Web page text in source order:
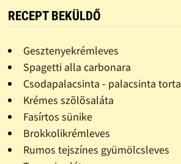
RECEPT BEKÜLDŐ
Gesztenyekrémleves
Spagetti alla carbonara
Csodapalacsinta - palacsinta torta
Krémes szõlõsaláta
Fasírtos sünike
Brokkolikrémleves
Rumos tejszínes gyümölcsleves